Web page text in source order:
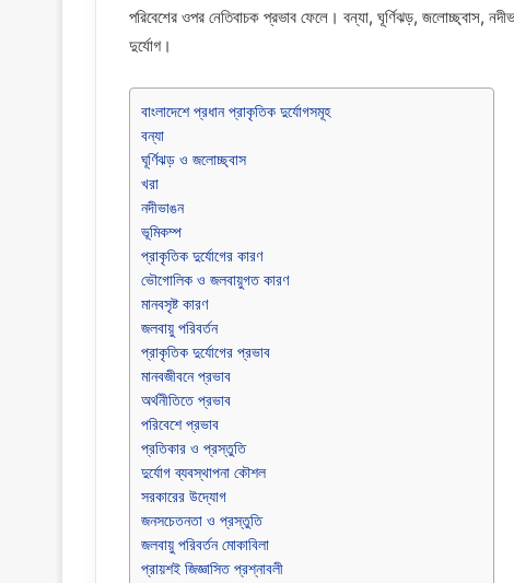
পরিবেশের ওপর নেতিবাচক প্রভাব ফেলে। বন্যা, ঘূর্ণিঝড়, জলোচ্ছ্বাস,
দুর্যোগ।
বাংলাদেশে প্রধান প্রাকৃতিক দুর্যোগসমূহ
বন্যা
ঘূর্ণিঝড় ও জলোচ্ছ্বাস
খরা
নদীভাঙন
ভূমিকম্প
প্রাকৃতিক দুর্যোগের কারণ
ভৌগোলিক ও জলবায়ুগত কারণ
মানবসৃষ্ট কারণ
জলবায়ু পরিবর্তন
প্রাকৃতিক দুর্যোগের প্রভাব
মানবজীবনে প্রভাব
অর্থনীতিতে প্রভাব
পরিবেশে প্রভাব
প্রতিকার ও প্রস্তুতি
দুর্যোগ ব্যবস্থাপনা কৌশল
সরকারের উদ্যোগ
জনসচেতনতা ও প্রস্তুতি
জলবায়ু পরিবর্তন মোকাবিলা
প্রায়শই জিজ্ঞাসিত প্রশ্নাবলী